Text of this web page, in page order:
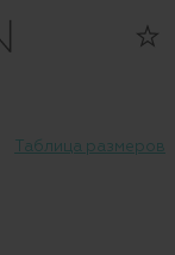
Таблица размеров